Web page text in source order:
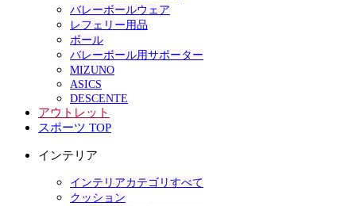
バレーボールウェア
レフェリー用品
ボール
バレーボール用サポーター
MIZUNO
ASICS
DESCENTE
アウトレット
スポーツ TOP
インテリア
インテリアカテゴリすべて
クッション